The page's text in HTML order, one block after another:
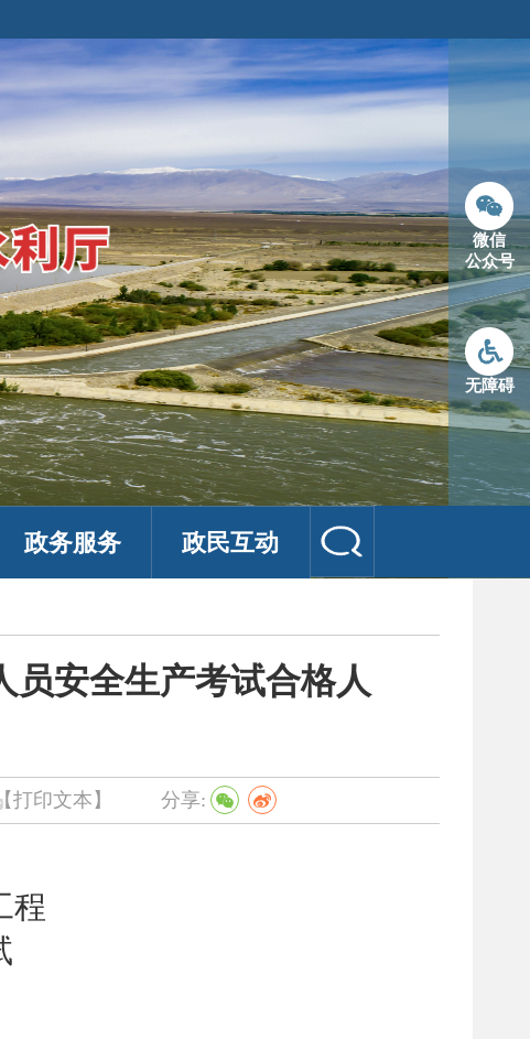
政务服务 政民互动
微信
公众号
无障碍
员安全生产考试合格人
打印文本】 分享:
程